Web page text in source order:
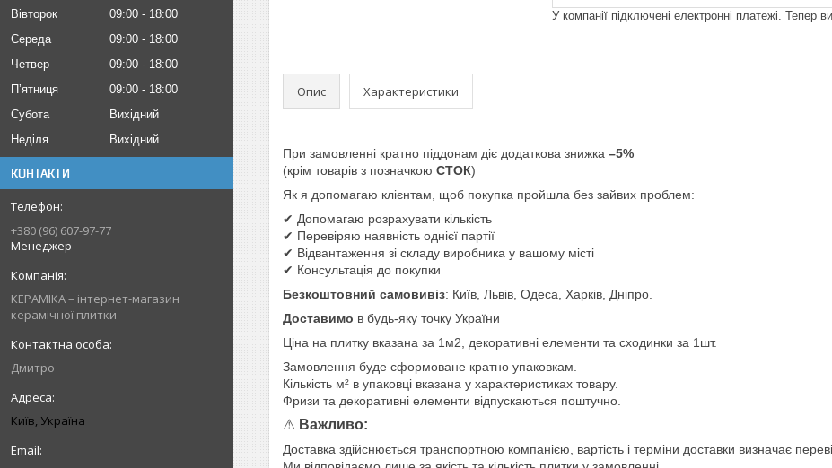
Вівторок
09:00
18:00
Середа
09:00
18:00
Четвер
09:00
18:00
Пʼятниця
09:00
18:00
Субота
Вихідний
Неділя
Вихідний
КОНТАКТИ
+380 (96) 607-97-77
Менеджер
КЕРАМІКА – інтернет-магазин
керамічної плитки
Дмитро
Київ, Україна
У компанії підключені електронні платежі.
Опис Характеристики
При замовленні кратно піддонам діє додаткова знижка –5%
(крім товарів з позначкою СТОК)
Як я допомагаю клієнтам, щоб покупка пройшла без зайвих проблем:
✔ Допомагаю розрахувати кількість
✔ Перевіряю наявність однієї партії
✔ Відвантаження зі складу виробника у вашому місті
✔ Консультація до покупки
Безкоштовний самовивіз: Київ, Львів, Одеса, Харків, Дніпро.
Доставимо в будь-яку точку України
Ціна на плитку вказана за 1м2, декоративні елементи та сходинки за 1шт.
Замовлення буде сформоване кратно упаковкам.
Кількість м² в упаковці вказана у характеристиках товару.
Фризи та декоративні елементи відпускаються поштучно.
⚠ Важливо:
Доставка здійснюється транспортною компанією, вартість і терміни доставки визначає